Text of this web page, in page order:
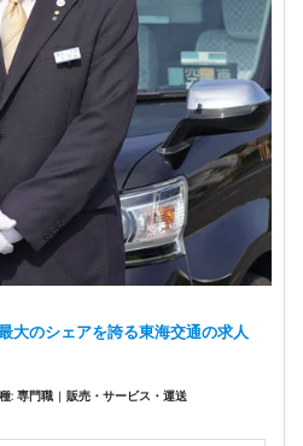
大のシェアを誇る東海交通の求人
: 専門職 | 販売・サービス・運送